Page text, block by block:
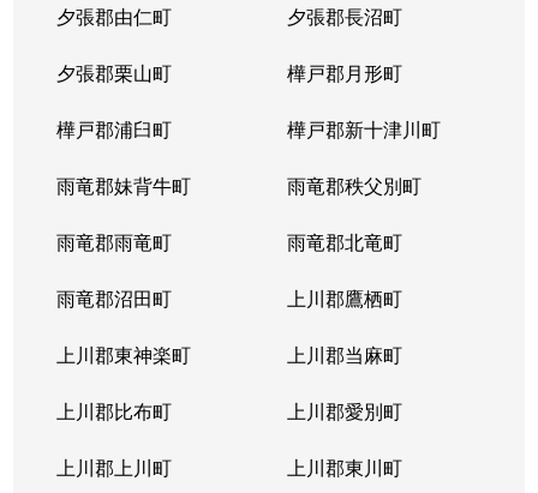
夕張郡由仁町 夕張郡長沼町
夕張郡栗山町 樺戸郡月形町
樺戸郡浦臼町 樺戸郡新十津川町
雨竜郡妹背牛町 雨竜郡秩父別町
雨竜郡雨竜町 雨竜郡北竜町
雨竜郡沼田町 上川郡鷹栖町
上川郡東神楽町 上川郡当麻町
上川郡比布町 上川郡愛別町
上川郡上川町 上川郡東川町